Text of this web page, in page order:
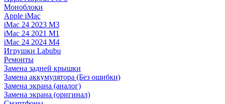
Моноблоки
Apple iMac
iMac 24 2023 M3
iMac 24 2021 M1
iMac 24 2024 M4
Игрушки Labubu
Ремонты
Замена задней крышки
Замена аккумулятора (Без ошибки)
Замена экрана (аналог)
Замена экрана (оригинал)